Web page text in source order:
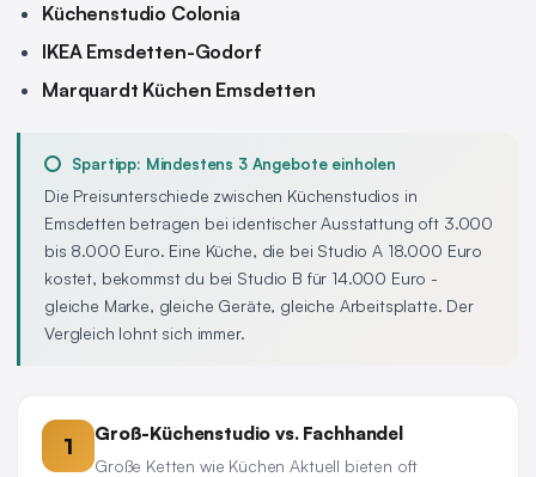
Küchenstudio Colonia
IKEA Emsdetten-Godorf
Marquardt Küchen Emsdetten
Spartipp: Mindestens 3 Angebote einholen
Die Preisunterschiede zwischen Küchenstudios in
Emsdetten betragen bei identischer Ausstattung oft 3.000
bis 8.000 Euro. Eine Küche, die bei Studio A 18.000 Euro
kostet, bekommst du bei Studio B für 14.000 Euro -
gleiche Marke, gleiche Geräte, gleiche Arbeitsplatte. Der
Vergleich lohnt sich immer.
1 Groß-Küchenstudio vs. Fachhandel
Große Ketten wie Küchen Aktuell bieten oft